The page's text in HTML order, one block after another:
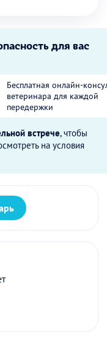
для вас
Бесплатная онлайн-
ветеринара для каждой
передержки
встрече, чтобы
на условия